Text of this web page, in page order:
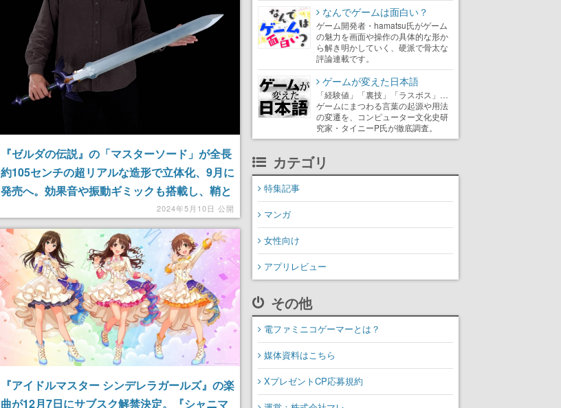
『ゼルダの伝説』の「マスターソード」が全長
約105センチの超リアルな造形で立体化、9月に
発売へ。効果音や振動ギミックも搭載し、鞘と
2024年5月10日 公開
『アイドルマスター シンデレラガールズ』の楽
曲が12月7日にサブスク解禁決定。『シャニマ
なんでゲームは面白い？
ゲーム開発者・hamatsu氏がゲーム
の魅力を画面や操作の具体的な形か
ら解き明かしていく、硬派で骨太な
評論連載です。
ゲームが変えた日本語
「経験値」「裏技」「ラスボス」…
ゲームにまつわる言葉の起源や用法
の変遷を、コンピューター文化史研
究家・タイニーP氏が徹底調査。
カテゴリ
特集記事
マンガ
女性向け
アプリレビュー
その他
電ファミニコゲーマーとは？
媒体資料はこちら
XプレゼントCP応募規約